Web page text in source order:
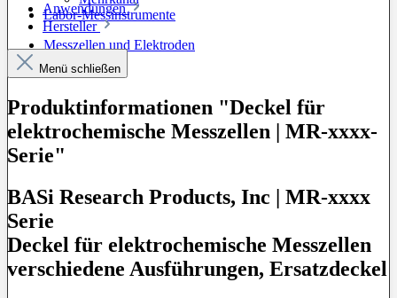
Labor-Messinstrumente
Messzellen und Elektroden
Anwendungen
Hersteller
Menü schließen
Produktinformationen "Deckel für
elektrochemische Messzellen | MR-xxxx-
Serie"
BASi Research Products, Inc | MR-xxxx
Serie
Deckel für elektrochemische Messzellen
verschiedene Ausführungen, Ersatzdeckel